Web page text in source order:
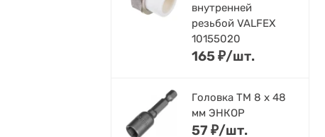
внутренней
резьбой VALFEX
10155020
165₽/шт.
Головка ТМ 8 х 48
мм ЭНКОР
57 ₽/шт.